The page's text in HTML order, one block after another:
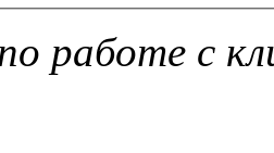
работе с